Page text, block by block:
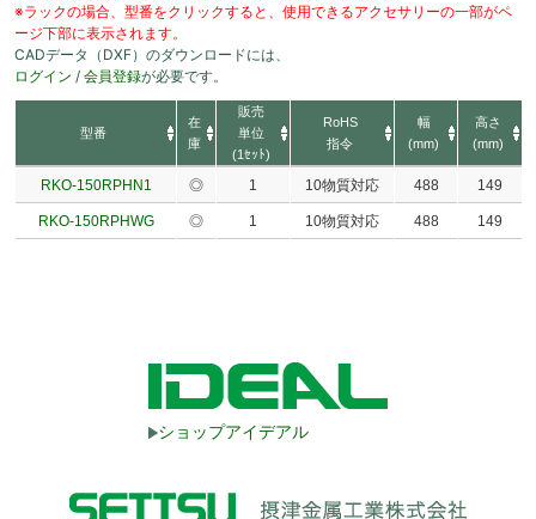
※ラックの場合、型番をクリックすると、使用できるアクセサリーの一部がペ
ージ下部に表示されます。
CADデータ（DXF）のダウンロードには、
ログイン / 会員登録が必要です。
型番
在
庫
販売
単位
(1ｾｯﾄ)
RoHS
指令
幅
(mm)
高さ
(mm)
RKO-150RPHN1 ◎ 1 10物質対応 488 149
RKO-150RPHWG ◎ 1 10物質対応 488 149
ショップアイデアル